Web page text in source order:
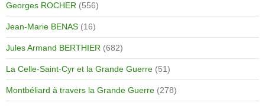
Georges ROCHER (556)
Jean-Marie BENAS (16)
Jules Armand BERTHIER (682)
La Celle-Saint-Cyr et la Grande Guerre (51)
Montbéliard à travers la Grande Guerre (278)